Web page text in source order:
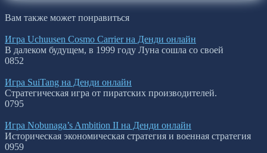
Вам также может понравиться
Игра Uchuusen Cosmo Carrier на Денди онлайн
В далеком будущем, в 1999 году Луна сошла со своей
0852
Игра SuiTang на Денди онлайн
Стратегическая игра от пиратских производителей.
0795
Игра Nobunaga’s Ambition II на Денди онлайн
Историческая экономическая стратегия и военная стратегия
0959